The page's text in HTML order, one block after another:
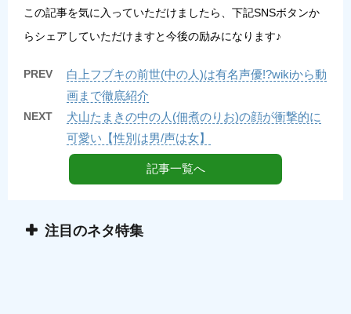
この記事を気に入っていただけましたら、下記SNSボタンか
らシェアしていただけますと今後の励みになります♪
PREV
白上フブキの前世(中の人)は有名声優!?wikiから動
画まで徹底紹介
NEXT
犬山たまきの中の人(佃煮のりお)の顔が衝撃的に
可愛い【性別は男/声は女】
記事一覧へ
注目のネタ特集